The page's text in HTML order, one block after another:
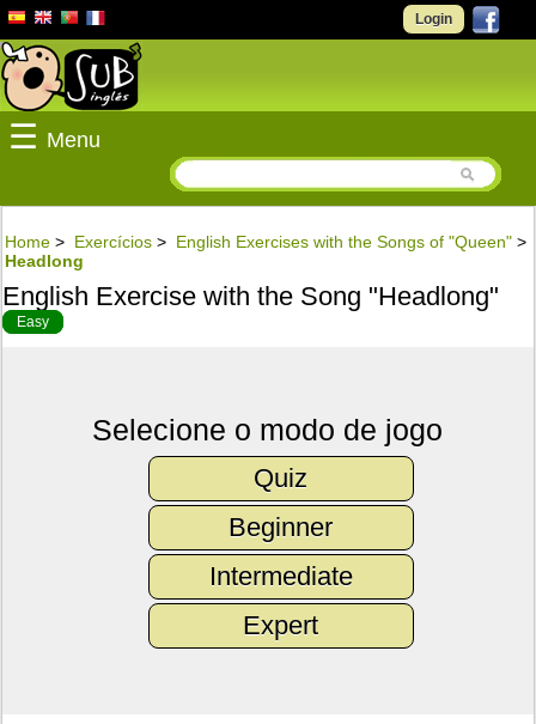
Login
☰ Menu
Home > Exercícios > English Exercises with the Songs of "Queen" >
Headlong
English Exercise with the Song "Headlong"
Easy
Selecione o modo de jogo
Quiz
Beginner
Intermediate
Expert